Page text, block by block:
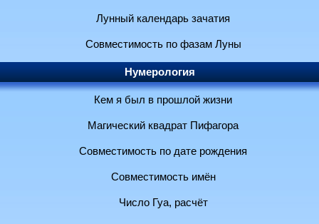
Лунный календарь зачатия
Совместимость по фазам Луны
Нумерология
Кем я был в прошлой жизни
Магический квадрат Пифагора
Совместимость по дате рождения
Совместимость имён
Число Гуа, расчёт